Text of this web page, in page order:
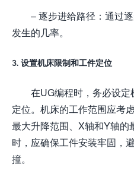
– 逐步进给路径：通过
发生的几率。
3. 设置机床限制和工件定位
在UG编程时，务必设
定位。机床的工作范围应考
最大升降范围、X轴和Y轴的
时，应确保工件安装牢固，
撞。